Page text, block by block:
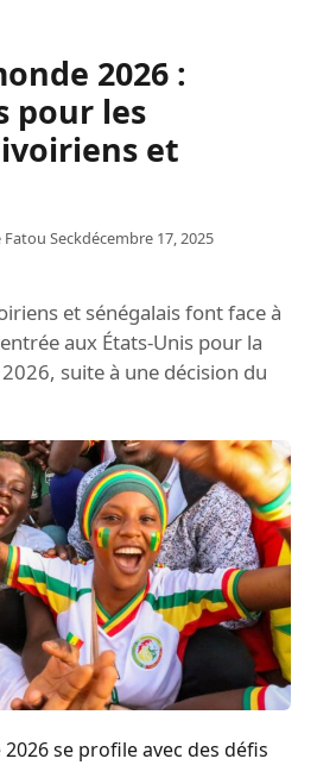
2026 :
pour les
et
Fatou Seckdécembre 17, 2025
et sénégalais font face à
aux États-Unis pour la
suite à une décision du
se profile avec des défis